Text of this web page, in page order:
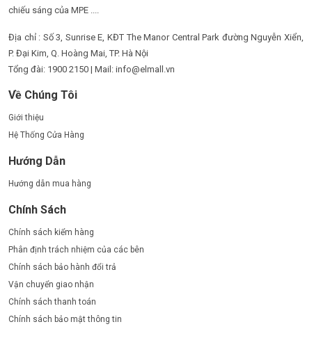
chiếu sáng của MPE ....
Địa chỉ : Số 3, Sunrise E, KĐT The Manor Central Park đường Nguyễn Xiển,
P. Đại Kim, Q. Hoàng Mai, TP. Hà Nội
Tổng đài: 1900 2150 | Mail: info@elmall.vn
Về Chúng Tôi
Giới thiệu
Hệ Thống Cửa Hàng
Hướng Dẫn
Hướng dẫn mua hàng
Chính Sách
Chính sách kiểm hàng
Phân định trách nhiệm của các bên
Chính sách bảo hành đổi trả
Vận chuyển giao nhận
Chính sách thanh toán
Chính sách bảo mật thông tin